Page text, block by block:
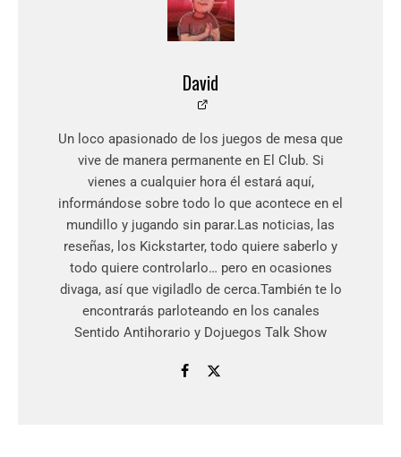
David
Un loco apasionado de los juegos de mesa que
vive de manera permanente en El Club. Si
vienes a cualquier hora él estará aquí,
informándose sobre todo lo que acontece en el
mundillo y jugando sin parar.Las noticias, las
reseñas, los Kickstarter, todo quiere saberlo y
todo quiere controlarlo… pero en ocasiones
divaga, así que vigiladlo de cerca.También te lo
encontrarás parloteando en los canales
Sentido Antihorario y Dojuegos Talk Show